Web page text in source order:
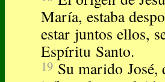
María, estaba
estar juntos ellos,
Espíritu Santo.
19 Su marido